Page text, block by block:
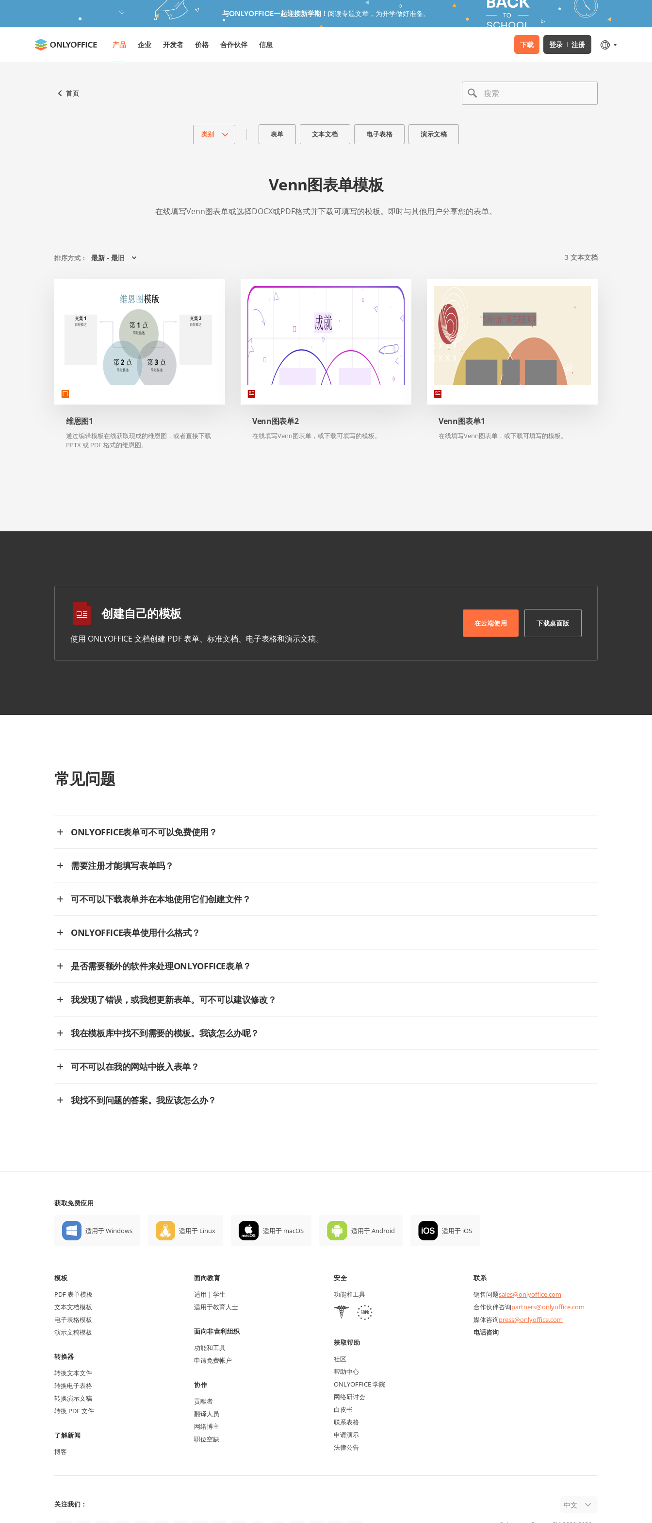
与ONLYOFFICE一起迎接新学期！ 阅读专题文章，为开学做好准备。
产品 企业 开发者 价格 合作伙伴 信息 下载 登录 注册
首页
类别 表单 文本文档 电子表格 演示文稿
Venn图表单模板
在线填写Venn图表单或选择DOCX或PDF格式并下载可填写的模板。即时与其他用户分享您的表单。
排序方式 ： 最新 - 最旧 3 文本文档
维恩图1
通过编辑模板在线获取现成的维恩图，或者直接下载
PPTX 或 PDF 格式的维恩图。
Venn图表单2
在线填写Venn图表单，或下载可填写的模板。
Venn图表单1
在线填写Venn图表单，或下载可填写的模板。
创建自己的模板
使用 ONLYOFFICE 文档创建 PDF 表单、标准文档、电子表格和演示文稿。
在云端使用 下载桌面版
常见问题
ONLYOFFICE表单可不可以免费使用？
需要注册才能填写表单吗？
可不可以下载表单并在本地使用它们创建文件？
ONLYOFFICE表单使用什么格式？
是否需要额外的软件来处理ONLYOFFICE表单？
我发现了错误，或我想更新表单。可不可以建议修改？
我在模板库中找不到需要的模板。我该怎么办呢？
可不可以在我的网站中嵌入表单？
我找不到问题的答案。我应该怎么办？
获取免费应用
适用于 Windows 适用于 Linux 适用于 macOS 适用于 Android 适用于 iOS
模板
PDF 表单模板
文本文档模板
电子表格模板
演示文稿模板
转换器
转换文本文件
转换电子表格
转换演示文稿
转换 PDF 文件
了解新闻
博客
面向教育
适用于学生
适用于教育人士
面向非营利组织
功能和工具
申请免费帐户
协作
贡献者
翻译人员
网络博主
职位空缺
安全
功能和工具
获取帮助
社区
帮助中心
ONLYOFFICE 学院
网络研讨会
白皮书
联系表格
申请演示
法律公告
联系
销售问题sales@onlyoffice.com
合作伙伴咨询partners@onlyoffice.com
媒体咨询press@onlyoffice.com
电话咨询
关注我们： 中文